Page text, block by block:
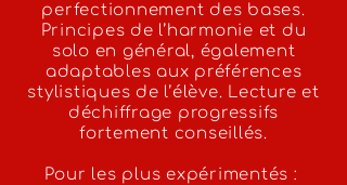
perfectionnement des bases.
Principes de l’harmonie et du
solo en général, également
adaptables aux préférences
stylistiques de l’élève. Lecture et
déchiffrage progressifs
fortement conseillés.
Pour les plus expérimentés :